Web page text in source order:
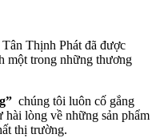
Tân Thịnh Phát đã được
một trong những thương
chúng tôi luôn cố gắng
lòng về những sản phẩm
thị trường.